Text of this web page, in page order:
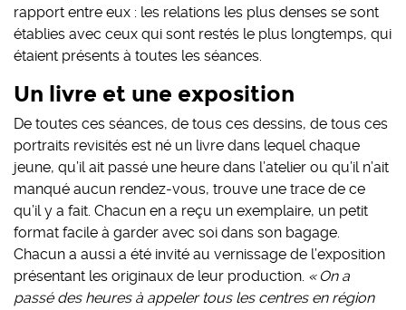
rapport entre eux : les relations les plus denses se sont
établies avec ceux qui sont restés le plus longtemps, qui
étaient présents à toutes les séances.
Un livre et une exposition
De toutes ces séances, de tous ces dessins, de tous ces
portraits revisités est né un livre dans lequel chaque
jeune, qu’il ait passé une heure dans l’atelier ou qu’il n’ait
manqué aucun rendez-vous, trouve une trace de ce
qu’il y a fait. Chacun en a reçu un exemplaire, un petit
format facile à garder avec soi dans son bagage.
Chacun a aussi a été invité au vernissage de l’exposition
présentant les originaux de leur production. « On a
passé des heures à appeler tous les centres en région